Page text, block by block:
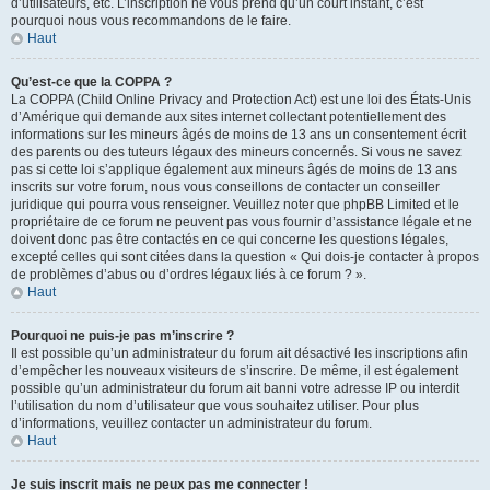
d’utilisateurs, etc. L’inscription ne vous prend qu’un court instant, c’est
pourquoi nous vous recommandons de le faire.
Haut
Qu’est-ce que la COPPA ?
La COPPA (Child Online Privacy and Protection Act) est une loi des États-Unis
d’Amérique qui demande aux sites internet collectant potentiellement des
informations sur les mineurs âgés de moins de 13 ans un consentement écrit
des parents ou des tuteurs légaux des mineurs concernés. Si vous ne savez
pas si cette loi s’applique également aux mineurs âgés de moins de 13 ans
inscrits sur votre forum, nous vous conseillons de contacter un conseiller
juridique qui pourra vous renseigner. Veuillez noter que phpBB Limited et le
propriétaire de ce forum ne peuvent pas vous fournir d’assistance légale et ne
doivent donc pas être contactés en ce qui concerne les questions légales,
excepté celles qui sont citées dans la question « Qui dois-je contacter à propos
de problèmes d’abus ou d’ordres légaux liés à ce forum ? ».
Haut
Pourquoi ne puis-je pas m’inscrire ?
Il est possible qu’un administrateur du forum ait désactivé les inscriptions afin
d’empêcher les nouveaux visiteurs de s’inscrire. De même, il est également
possible qu’un administrateur du forum ait banni votre adresse IP ou interdit
l’utilisation du nom d’utilisateur que vous souhaitez utiliser. Pour plus
d’informations, veuillez contacter un administrateur du forum.
Haut
Je suis inscrit mais ne peux pas me connecter !